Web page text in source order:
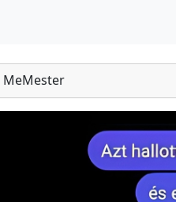
MeMester